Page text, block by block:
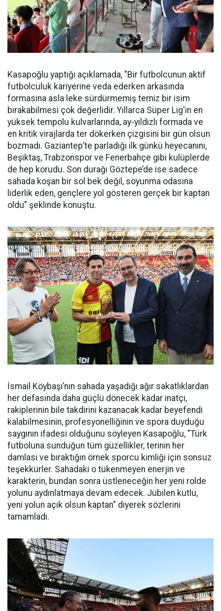
Kasapoğlu yaptığı açıklamada, "Bir futbolcunun aktif
futbolculuk kariyerine veda ederken arkasında
formasına asla leke sürdürmemiş temiz bir isim
bırakabilmesi çok değerlidir. Yıllarca Süper Lig'in en
yüksek tempolu kulvarlarında, ay-yıldızlı formada ve
en kritik virajlarda ter dökerken çizgisini bir gün olsun
bozmadı. Gaziantep’te parladığı ilk günkü heyecanını,
Beşiktaş, Trabzonspor ve Fenerbahçe gibi kulüplerde
de hep korudu. Son durağı Göztepe’de ise sadece
sahada koşan bir sol bek değil, soyunma odasına
liderlik eden, gençlere yol gösteren gerçek bir kaptan
oldu" şeklinde konuştu.
İsmail Köybaşı’nın sahada yaşadığı ağır sakatlıklardan
her defasında daha güçlü dönecek kadar inatçı,
rakiplerinin bile takdirini kazanacak kadar beyefendi
kalabilmesinin, profesyonelliğinin ve spora duyduğu
saygının ifadesi olduğunu söyleyen Kasapoğlu, "Türk
futboluna sunduğun tüm güzellikler, terinin her
damlası ve bıraktığın örnek sporcu kimliği için sonsuz
teşekkürler. Sahadaki o tükenmeyen enerjin ve
karakterin, bundan sonra üstleneceğin her yeni rolde
yolunu aydınlatmaya devam edecek. Jübilen kutlu,
yeni yolun açık olsun kaptan" diyerek sözlerini
tamamladı.